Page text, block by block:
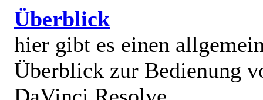
Überblick
hier gibt es einen
Überblick zur Bedienung